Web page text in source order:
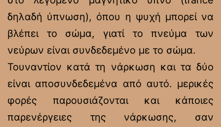
δηλαδή ύπνωση), όπου η ψυχή μπορεί να
βλέπει το σώμα, γιατί το πνεύμα των
νεύρων είναι συνδεδεμένο με το σώμα.
Τουναντίον κατά τη νάρκωση και τα δύο
είναι αποσυνδεδεμένα από αυτό. μερικές
φορές παρουσιάζονται και κάποιες
παρενέργειες της νάρκωσης, σαν